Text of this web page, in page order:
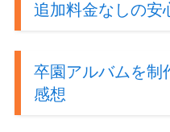
追加料金なしの安
卒園アルバムを制
感想